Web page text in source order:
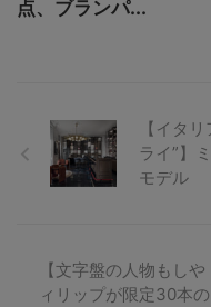
点、ブランパ...
【イタ
ライ”】
モデル
【文字盤の人物もし
ィリップが限定30本